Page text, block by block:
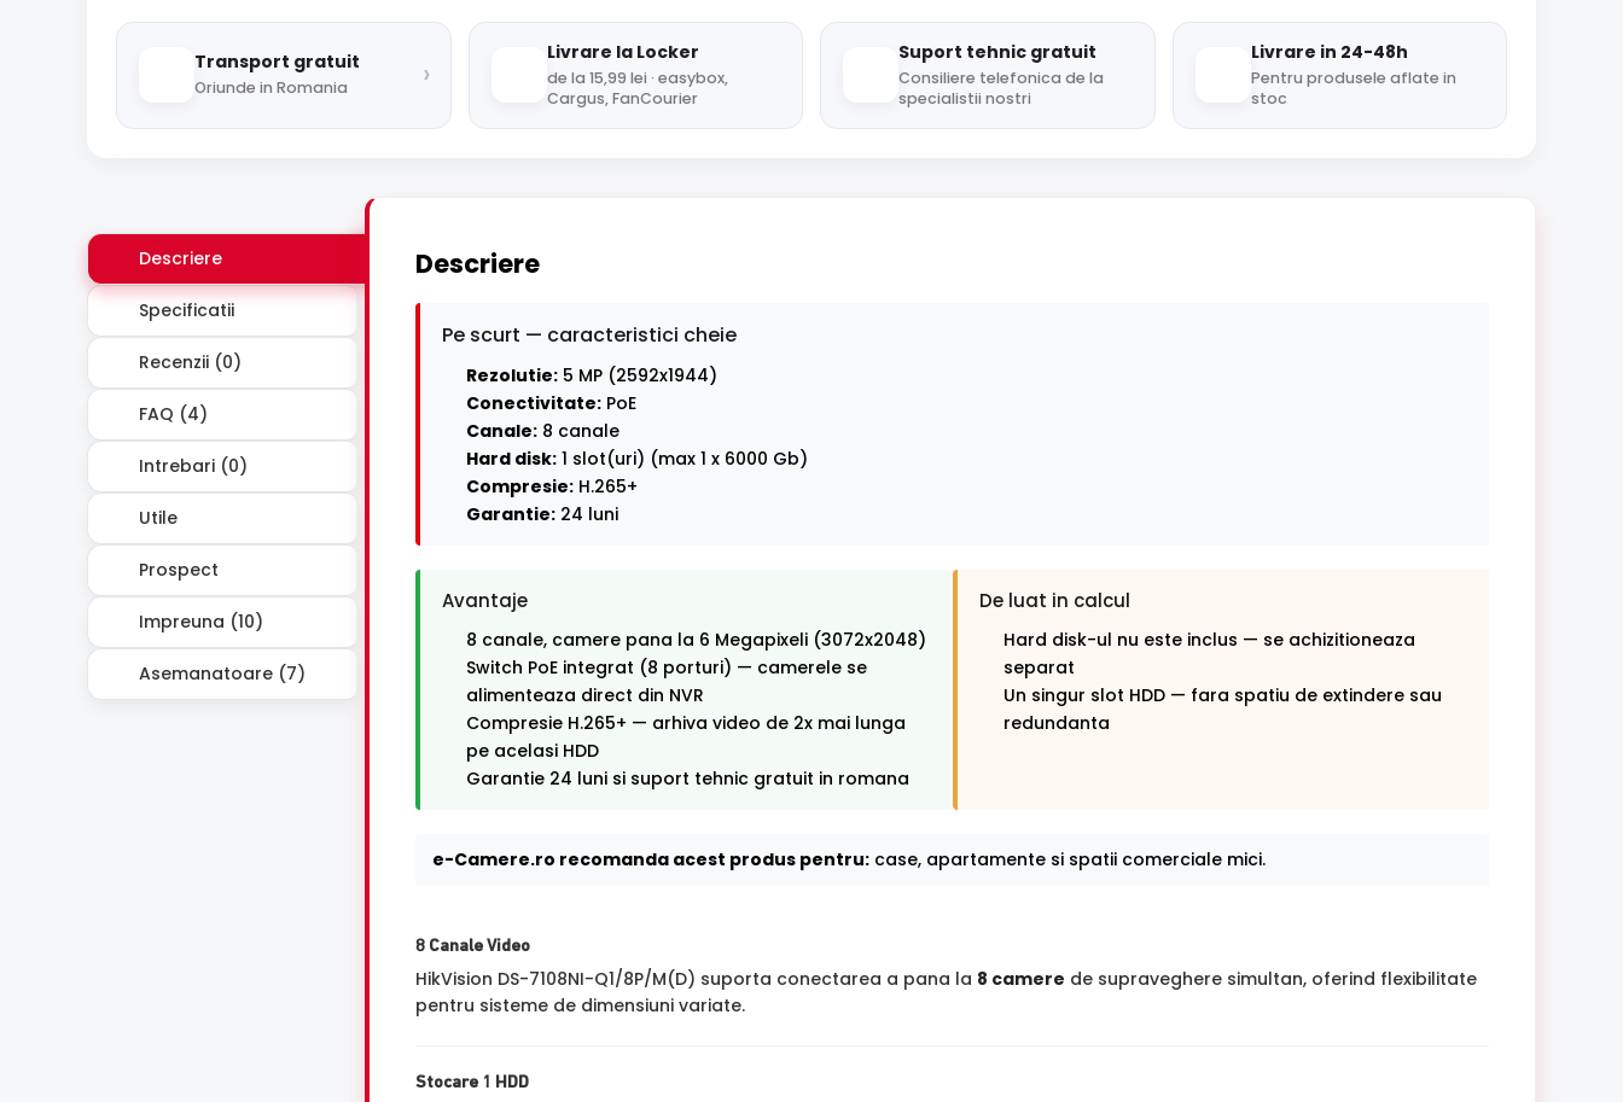
Transport gratuit
Oriunde in Romania ›
Livrare la Locker
de la 15,99 lei · easybox,
Cargus, FanCourier
Suport tehnic gratuit
Consiliere telefonica de la
specialistii nostri
Livrare in 24-48h
Pentru produsele aflate in
stoc
Descriere
Specificatii
Recenzii (0)
FAQ (4)
Intrebari (0)
Utile
Prospect
Impreuna (10)
Asemanatoare (7)
Descriere
Pe scurt — caracteristici cheie
Rezolutie: 5 MP (2592x1944)
Conectivitate: PoE
Canale: 8 canale
Hard disk: 1 slot(uri) (max 1 x 6000 Gb)
Compresie: H.265+
Garantie: 24 luni
Avantaje
8 canale, camere pana la 6 Megapixeli (3072x2048)
Switch PoE integrat (8 porturi) — camerele se
alimenteaza direct din NVR
Compresie H.265+ — arhiva video de 2x mai lunga
pe acelasi HDD
Garantie 24 luni si suport tehnic gratuit in romana
De luat in calcul
Hard disk-ul nu este inclus — se achizitioneaza
separat
Un singur slot HDD — fara spatiu de extindere sau
redundanta
e-Camere.ro recomanda acest produs pentru: case, apartamente si spatii comerciale mici.
8 Canale Video
HikVision DS-7108NI-Q1/8P/M(D) suporta conectarea a pana la 8 camere de supraveghere simultan, oferind flexibilitate
pentru sisteme de dimensiuni variate.
Stocare 1 HDD